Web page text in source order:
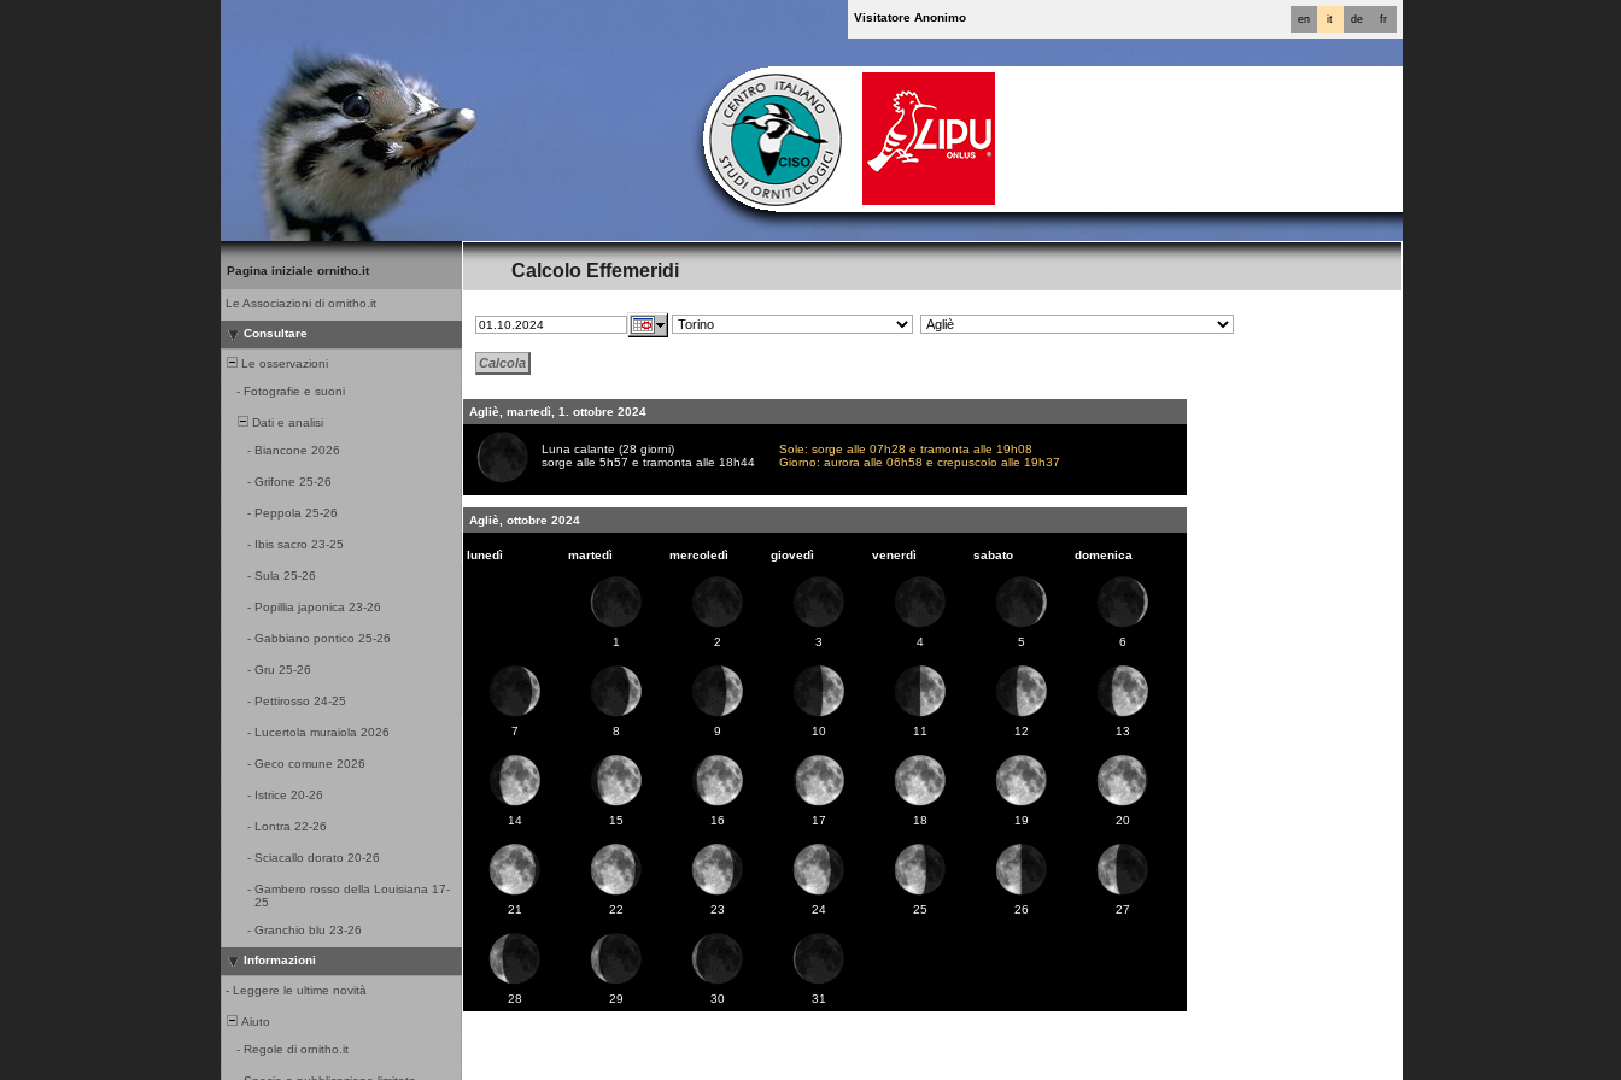
fr
de
it
en
Visitatore Anonimo
Pagina iniziale ornitho.it
Le Associazioni di ornitho.it
Consultare
Le osservazioni
- Fotografie e suoni
Dati e analisi
- Biancone 2026
- Grifone 25-26
- Peppola 25-26
- Ibis sacro 23-25
- Sula 25-26
- Popillia japonica 23-26
- Gabbiano pontico 25-26
- Gru 25-26
- Pettirosso 24-25
- Lucertola muraiola 2026
- Geco comune 2026
- Istrice 20-26
- Lontra 22-26
- Sciacallo dorato 20-26
- Gambero rosso della Louisiana 17-
25
- Granchio blu 23-26
Informazioni
- Leggere le ultime novità
Aiuto
- Regole di ornitho.it
Calcolo Effemeridi
Agliè, martedì, 1. ottobre 2024
Luna calante (28 giorni)
sorge alle 5h57 e tramonta alle 18h44
Sole: sorge alle 07h28 e tramonta alle 19h08
Giorno: aurora alle 06h58 e crepuscolo alle 19h37
Agliè, ottobre 2024
lunedì martedì mercoledì giovedì venerdì sabato domenica
1 2 3 4 5 6
7 8 9 10 11 12 13
14 15 16 17 18 19 20
21 22 23 24 25 26 27
28 29 30 31